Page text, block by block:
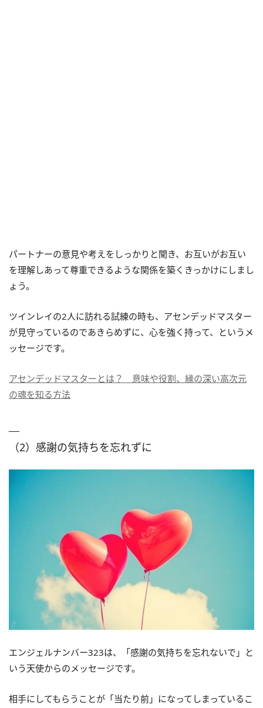
パートナーの意見や考えをしっかりと聞き、お互いがお互い
を理解しあって尊重できるような関係を築くきっかけにしまし
ょう。
ツインレイの2人に訪れる試練の時も、アセンデッドマスター
が見守っているのであきらめずに、心を強く持って、というメ
ッセージです。
アセンデッドマスターとは？ 意味や役割、縁の深い高次元
の魂を知る方法
（2）感謝の気持ちを忘れずに
エンジェルナンバー323は、「感謝の気持ちを忘れないで」と
いう天使からのメッセージです。
相手にしてもらうことが「当たり前」になってしまっているこ